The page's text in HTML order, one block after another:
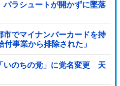
パラシュートが開かずに墜落
でマイナンバーカードを持
事業から排除された」
いのちの党」に党名変更 天